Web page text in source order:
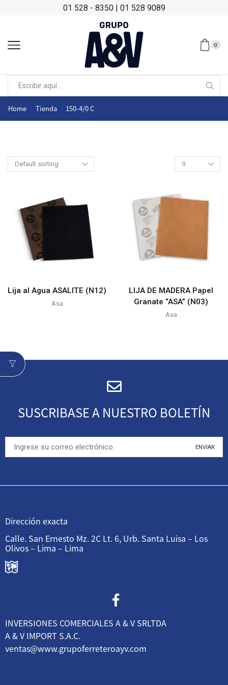
01 528 - 8350| 01 528 9089
0
Home Tienda 150-4/0 C
Lija al Agua ASALITE (N12)
Asa
LIJA DE MADERA Papel
Granate “ASA” (N03)
Asa
SUSCRIBASE A NUESTRO BOLETÍN
Dirección exacta
Calle. San Ernesto Mz. 2C Lt. 6, Urb. Santa Luisa – Los
Olivos – Lima – Lima
INVERSIONES COMERCIALES A & V SRLTDA
A & V IMPORT S.A.C.
ventas@www.grupoferreteroayv.com